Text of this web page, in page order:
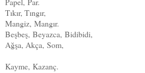
Tıkır, Tıngır,
Mangiz, Mangır.
Beşbeş, Beyazca, Bidibidi,
Ağşa, Akça, Som,
Kayme, Kazanç.